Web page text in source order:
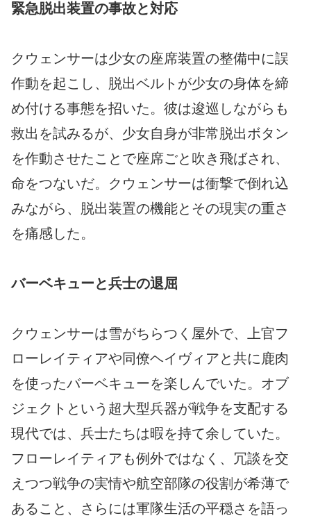
緊急脱出装置の事故と対応
クウェンサーは少女の座席装置の整備中に誤
作動を起こし、脱出ベルトが少女の身体を締
め付ける事態を招いた。彼は逡巡しながらも
救出を試みるが、少女自身が非常脱出ボタン
を作動させたことで座席ごと吹き飛ばされ、
命をつないだ。クウェンサーは衝撃で倒れ込
みながら、脱出装置の機能とその現実の重さ
を痛感した。
バーベキューと兵士の退屈
クウェンサーは雪がちらつく屋外で、上官フ
ローレイティアや同僚ヘイヴィアと共に鹿肉
を使ったバーベキューを楽しんでいた。オブ
ジェクトという超大型兵器が戦争を支配する
現代では、兵士たちは暇を持て余していた。
フローレイティアも例外ではなく、冗談を交
えつつ戦争の実情や航空部隊の役割が希薄で
あること、さらには軍隊生活の平穏さを語っ